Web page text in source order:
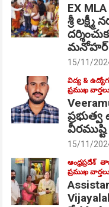
EX
శ్రీ
మనోహర్
15/11/
విద్య &
ప్రముఖ
15/11/
ఆంధ్రప్రదేశ్
ప్రముఖ